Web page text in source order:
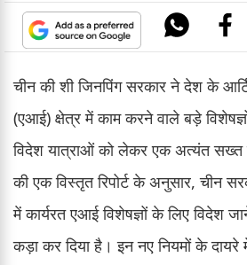
चीन की शी जिनपिंग सरकार ने देश के
(एआई) क्षेत्र में काम करने वाले बड़े
विदेश यात्राओं को लेकर एक अत्यंत सख्त
की एक विस्तृत रिपोर्ट के अनुसार, चीन
में कार्यरत एआई विशेषज्ञों के लिए विदेश
कड़ा कर दिया है। इन नए नियमों के